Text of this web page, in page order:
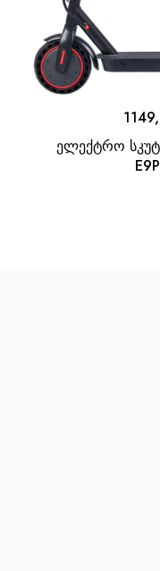
ელექტრო